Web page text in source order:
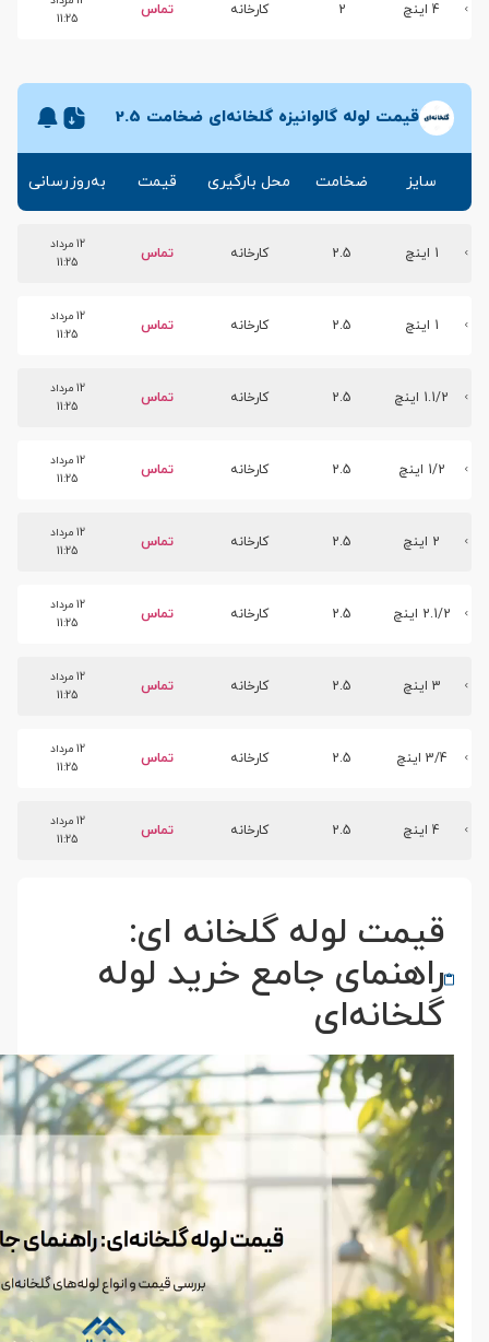
4 اینچ 2 کارخانه تماس
11:25
قیمت لوله گالوانیزه گلخانه‌ای ضخامت 2.5
سایز ضخامت محل بارگیری قیمت به‌روزرسانی
1 اینچ 2.5 کارخانه تماس
12 مرداد
11:25
1 اینچ 2.5 کارخانه تماس
12 مرداد
11:25
1.1/2 اینچ 2.5 کارخانه تماس
12 مرداد
11:25
1/2 اینچ 2.5 کارخانه تماس
12 مرداد
11:25
2 اینچ 2.5 کارخانه تماس
12 مرداد
11:25
2.1/2 اینچ 2.5 کارخانه تماس
12 مرداد
11:25
3 اینچ 2.5 کارخانه تماس
12 مرداد
11:25
3/4 اینچ 2.5 کارخانه تماس
12 مرداد
11:25
4 اینچ 2.5 کارخانه تماس
12 مرداد
11:25
قیمت لوله گلخانه ای:
راهنمای جامع خرید لوله
گلخانه‌ای